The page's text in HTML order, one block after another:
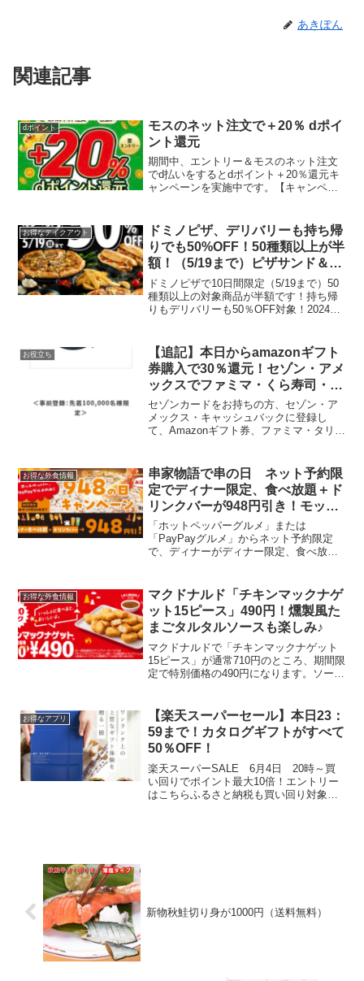
あきぽん
関連記事
dポイント
モスのネット注文で＋20％ dポイ
ント還元
期間中、エントリー＆モスのネット注文
でd払いをするとdポイント＋20％還元キ
ャンペーンを実施中です。【キャンペー
象】d払いのお支払い方法を電話料金合
算...
お得なテイクアウト
ドミノピザ、デリバリーも持ち帰
りでも50%OFF！50種類以上が半
額！（5/19まで）ピザサンド＆焼
きたてフォンダンショコラ2つで
ワンコイン♪
ドミノピザで10日間限定（5/19まで）50
種類以上の対象商品が半額です！持ち帰
りもデリバリーも50％OFF対象！2024年
ち帰りは通常の「お持ち帰り...
お役立ち
【追記】本日からamazonギフト
券購入で30％還元！セゾン・アメ
ックスでファミマ・くら寿司・ヤ
フーショッピング・ウーバーイー
ツも30％キャッシュバック！
セゾンカードをお持ちの方、セゾン・ア
メックス・キャッシュバックに登録し
て、Amazonギフト券、ファミマ・タリー
で30％キャッシュバックキャンペーンを
実施中です。年間通...
お得な外食情報
串家物語で串の日 ネット予約限
定でディナー限定、食べ放題＋ド
リンクバーが948円引き！モッピ
ー経由予約で145円または200円
もらえる
「ホットペッパーグルメ」または
「PayPayグルメ」からネット予約限定
で、ディナーがディナー限定、食べ放題
した。ホットペッパーグルメの串家物語
をみると平日ディナーは...
お得な外食情報
マクドナルド「チキンマックナゲ
ット15ピース」490円！燻製風た
まごタルタルソースも楽しみ♪
マクドナルドで「チキンマックナゲット
15ピース」が通常710円のところ、期間限
定で特別価格の490円になります。ソース
大好物のタルタルソース！これは食べて
みたい。夏休み...
お得なアプリ
【楽天スーパーセール】本日23：
59まで！カタログギフトがすべて
50％OFF！
楽天スーパーSALE 6月4日 20時～買
い回りでポイント最大10倍！エントリー
はこちらふるさと納税も買い回り対象で
新物秋鮭切り身が1000円（送料無料）